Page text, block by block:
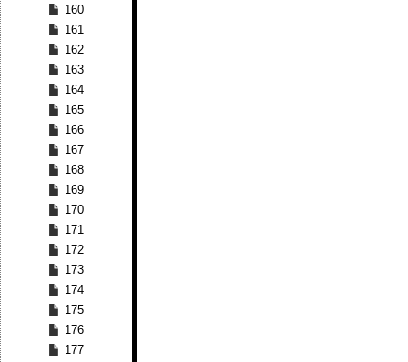
160
161
162
163
164
165
166
167
168
169
170
171
172
173
174
175
176
177